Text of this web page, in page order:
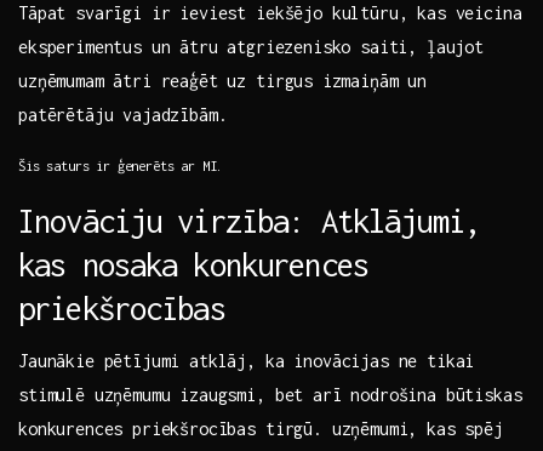
Tāpat‍ svarīgi ir ieviest ‍iekšējo kultūru, kas veicina
eksperimentus un ātru ⁣atgriezenisko saiti, ļaujot
uzņēmumam ātri reaģēt uz tirgus ⁣izmaiņām⁤ un
patērētāju vajadzībām.
Šis saturs ir ģenerēts ⁣ar MI.
Inovāciju virzība: Atklājumi,
kas nosaka konkurences
priekšrocības
Jaunākie pētījumi atklāj, ka inovācijas‍ ne tikai
stimulē ‌uzņēmumu izaugsmi, bet arī nodrošina būtiskas‌
konkurences priekšrocības tirgū. uzņēmumi, kas spēj